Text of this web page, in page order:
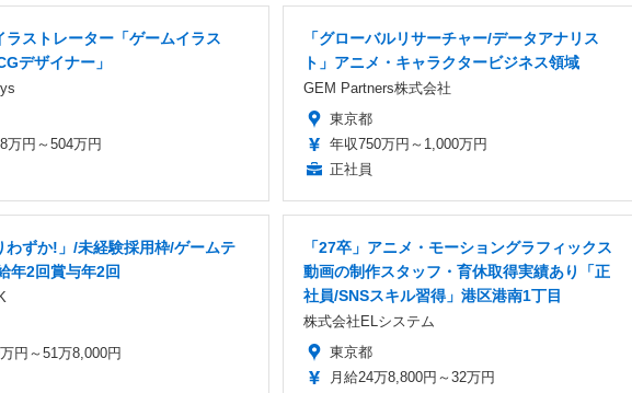
ラストレーター「ゲームイラス
デザイナー」
万円～504万円
「グローバルリサーチャー/データアナリス
ト」アニメ・キャラクタービジネス領域
GEM Partners株式会社
東京都
年収750万円～1,000万円
正社員
わずか!」/未経験採用枠/ゲームテ
年2回賞与年2回
円～51万8,000円
「27卒」アニメ・モーショングラフィックス
動画の制作スタッフ・育休取得実績あり「正
社員/SNSスキル習得」港区港南1丁目
株式会社ELシステム
東京都
月給24万8,800円～32万円